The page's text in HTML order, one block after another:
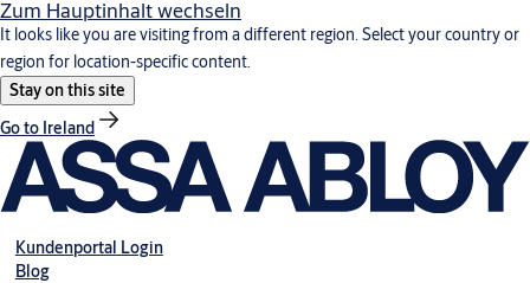
Zum Hauptinhalt wechseln
It looks like you are visiting from a different region. Select your country or
region for location-specific content.
Stay on this site
Go to Ireland
Kundenportal Login
Blog